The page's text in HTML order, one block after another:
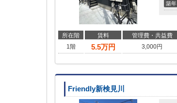
築年
所在階 賃料 管理費・共益費
1階
5.5万円 3,000円
Friendly新検見川